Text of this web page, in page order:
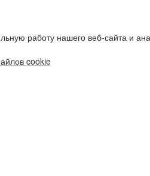
работу нашего веб-сайта и
cookie